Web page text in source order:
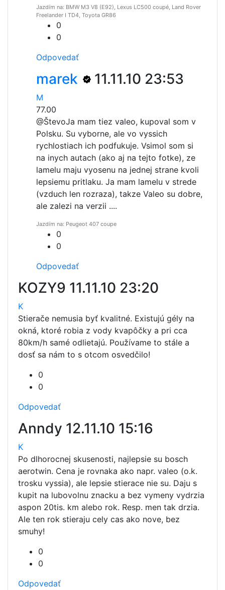
Jazdím na: BMW M3 V8 (E92), Lexus LC500 coupé, Land Rover
Freelander I TD4, Toyota GR86
0
0
Odpovedať
marek 11.11.10 23:53
M
77.00
@ŠtevoJa mam tiez valeo, kupoval som v
Polsku. Su vyborne, ale vo vyssich
rychlostiach ich podfukuje. Vsimol som si
na inych autach (ako aj na tejto fotke), ze
lamelu maju vyosenu na jednej strane kvoli
lepsiemu pritlaku. Ja mam lamelu v strede
(vzduch len rozraza), takze Valeo su dobre,
ale zalezi na verzii ....
Jazdím na: Peugeot 407 coupe
0
0
Odpovedať
KOZY9 11.11.10 23:20
K
Stierače nemusia byť kvalitné. Existujú gély na
okná, ktoré robia z vody kvapôčky a pri cca
80km/h samé odlietajú. Používame to stále a
dosť sa nám to s otcom osvedčilo!
0
0
Odpovedať
Anndy 12.11.10 15:16
K
Po dlhorocnej skusenosti, najlepsie su bosch
aerotwin. Cena je rovnaka ako napr. valeo (o.k.
trosku vyssia), ale lepsie stierace nie su. Daju s
kupit na lubovolnu znacku a bez vymeny vydrzia
aspon 20tis. km alebo rok. Resp. men tak drzia.
Ale ten rok stieraju cely cas ako nove, bez
smuhy!
0
0
Odpovedať